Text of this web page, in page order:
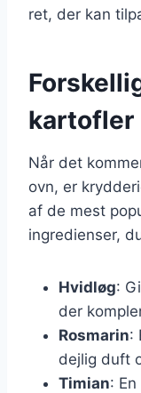
ret, der kan
kartofler
Når det
ovn, er
af de mest
ingredienser,
Hvidløg:
der
Rosmarin:
dejlig duft
Timian: